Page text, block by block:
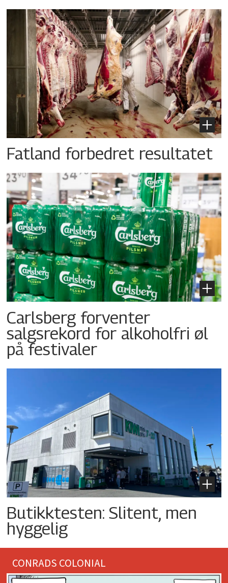
Fatland forbedret resultatet
Carlsberg forventer
salgsrekord for alkoholfri øl
på festivaler
Butikktesten: Slitent, men
hyggelig
CONRADS COLONIAL